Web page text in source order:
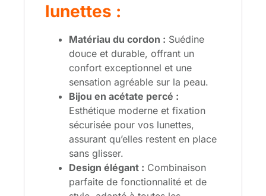
lunettes :
Matériau du cordon : Suédine
douce et durable, offrant un
confort exceptionnel et une
sensation agréable sur la peau.
Bijou en acétate percé :
Esthétique moderne et fixation
sécurisée pour vos lunettes,
assurant qu’elles restent en place
sans glisser.
Design élégant : Combinaison
parfaite de fonctionnalité et de